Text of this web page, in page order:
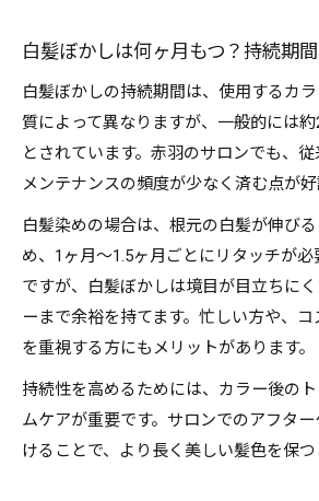
白髪ぼかしは何ヶ月もつ？持続期
白髪ぼかしの持続期間は、使用するカ
質によって異なりますが、一般的には
とされています。赤羽のサロンでも、
メンテナンスの頻度が少なく済む点が好
白髪染めの場合は、根元の白髪が伸び
め、1ヶ月〜1.5ヶ月ごとにリタッチが
ですが、白髪ぼかしは境目が目立ちに
ーまで余裕を持てます。忙しい方や、
を重視する方にもメリットがあります。
持続性を高めるためには、カラー後の
ムケアが重要です。サロンでのアフタ
けることで、より長く美しい髪色を保つ